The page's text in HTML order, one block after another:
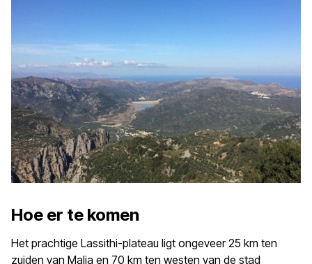
Hoe er te komen
Het prachtige Lassithi-plateau ligt ongeveer 25 km ten
zuiden van Malia en 70 km ten westen van de stad